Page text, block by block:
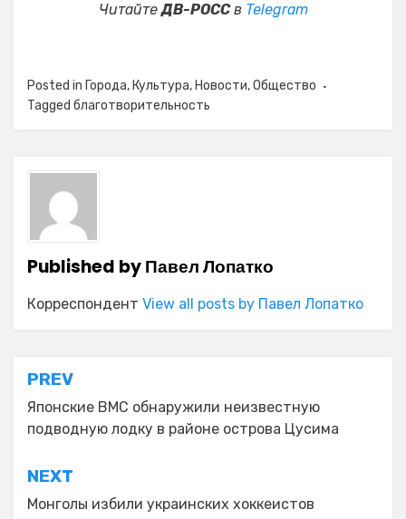
ЧитайтеДВ-РОССв Telegram
Posted in Города, Культура, Новости,Общество
Tagged благотворительность
Published byПавел Лопатко
Корреспондент View all posts by Павел Лопатко
Навигация
по
записям
PREV
Японские ВМС обнаружили неизвестную
подводную лодку в районе острова Цусима
NEXT
Монголы избили украинских хоккеистов